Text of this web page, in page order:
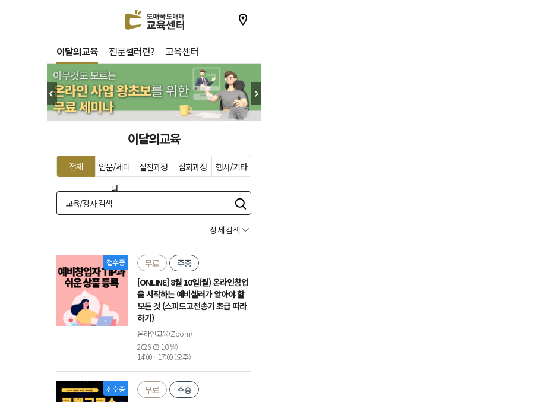
이달의교육 전문셀러란? 교육센터
이달의교육
전체
입문/세미
나
실전과정 심화과정 행사/기타
상세검색
접수중 무료
주중
[ONLINE] 8월 10일(월) 온라인창업
을 시작하는 예비셀러가 알아야 할
모든 것 (스피드고전송기 초급 따라
하기)
온라인교육(Zoom)
2026-08-10(월)
14:00 ~ 17:00 (오후)
접수중 무료
주중